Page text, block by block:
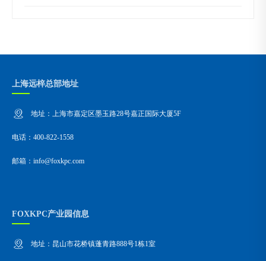
上海远梓总部地址
地址：上海市嘉定区墨玉路28号嘉正国际大厦5F
电话：400-822-1558
邮箱：info@foxkpc.com
FOXKPC产业园信息
地址：昆山市花桥镇蓬青路888号1栋1室